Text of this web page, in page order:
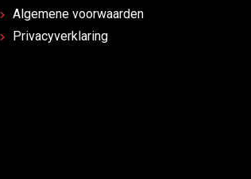
Algemene voorwaarden
Privacyverklaring